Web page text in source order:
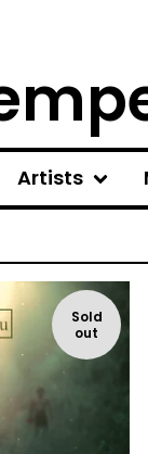
Artists
Sold
out